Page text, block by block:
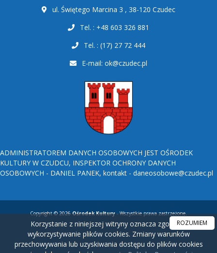
ul. Świętego Marcina 3 , 38-120 Czudec
Tel. : +48 603 326 881
Tel. : (17) 27 72 444
E-mail: ok@czudec.pl
ADMINISTRATOREM DANYCH OSOBOWYCH JEST OŚRODEK
KULTURY W CZUDCU, INSPEKTOR OCHRONY DANYCH
OSOBOWYCH - DANIEL PANEK, kontakt - daneosobowe@czudec.pl
Copyright © 2026Ośrodek Kultury- Wszystkie prawa zastrzeżone.
Korzystanie z niniejszej witryny oznacza zgodę na
wykorzystywanie plików cookies. Zmiany warunków
przechowywania lub uzyskiwania dostępu do plików cookies
ROZUMIEM